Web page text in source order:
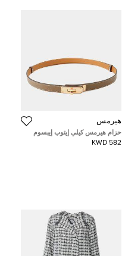
هيرمس
حزام هيرمس كيلي إيتوب إيبسوم
582 KWD